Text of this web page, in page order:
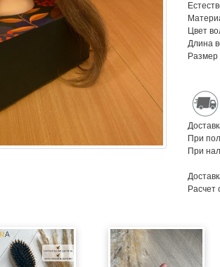
Цвет
Длина
Размер
При
При
Расчет